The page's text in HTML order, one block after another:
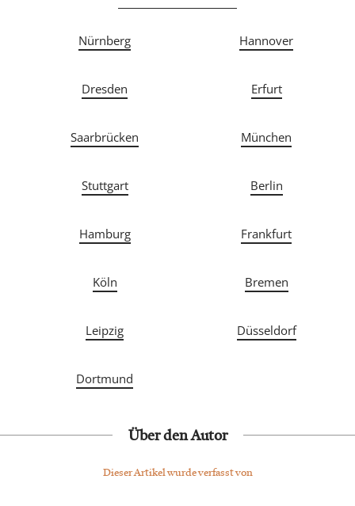
Nürnberg Hannover
Dresden Erfurt
Saarbrücken München
Stuttgart Berlin
Hamburg Frankfurt
Köln Bremen
Leipzig Düsseldorf
Dortmund
Über den Autor
Dieser Artikel wurde verfasst von